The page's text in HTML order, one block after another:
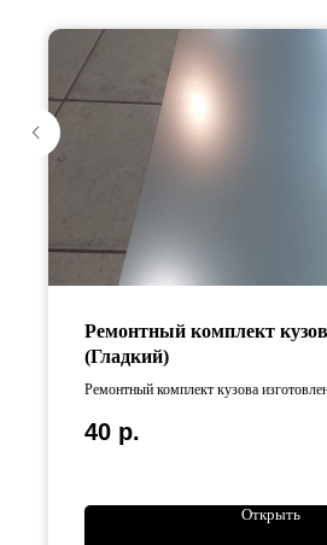
Ремонтный комплект
(Гладкий)
Ремонтный комплект кузова
40 р.
Открыть